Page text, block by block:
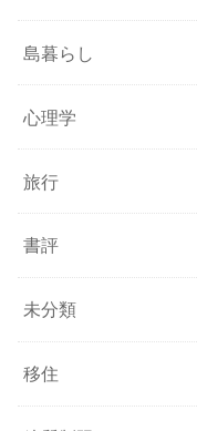
島暮らし
心理学
旅行
書評
未分類
移住